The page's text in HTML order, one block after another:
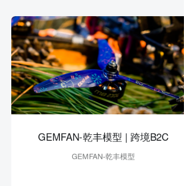
GEMFAN-乾丰模型 | 跨境B2C
GEMFAN-乾丰模型